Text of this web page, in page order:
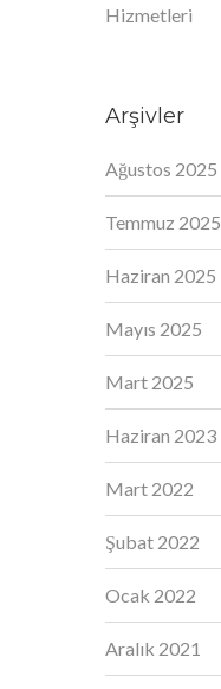
Hizmetleri
Arşivler
Ağustos 2025
Temmuz 2025
Haziran 2025
Mayıs 2025
Mart 2025
Haziran 2023
Mart 2022
Şubat 2022
Ocak 2022
Aralık 2021